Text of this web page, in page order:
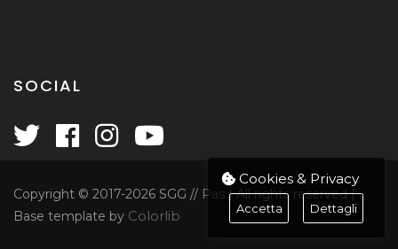
SOCIAL
Copyright © 2017-2026 SGG // Pas | All rights reserved |
Base template by Colorlib
Cookies & Privacy
Accetta Dettagli